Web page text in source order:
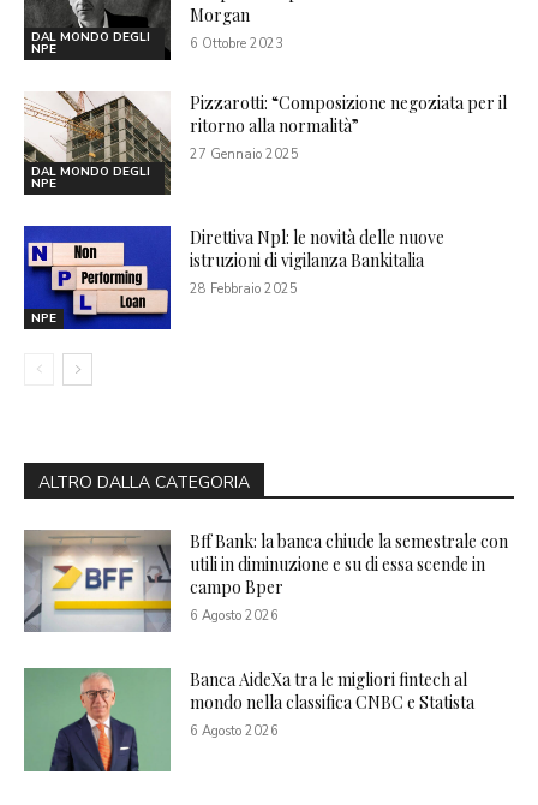
DAL MONDO DEGLI
NPE
Morgan
6 Ottobre 2023
DAL MONDO DEGLI
NPE
Pizzarotti: “Composizione negoziata per il
ritorno alla normalità”
27 Gennaio 2025
NPE
Direttiva Npl: le novità delle nuove
istruzioni di vigilanza Bankitalia
28 Febbraio 2025
ALTRO DALLA CATEGORIA
Bff Bank: la banca chiude la semestrale con
utili in diminuzione e su di essa scende in
campo Bper
6 Agosto 2026
Banca AideXa tra le migliori fintech al
mondo nella classifica CNBC e Statista
6 Agosto 2026